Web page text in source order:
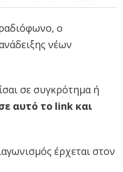
ο
νέων
σε συγκρότημα ή
αυτό το link και
έρχεται στον